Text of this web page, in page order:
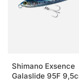
Shimano Exsence
Galaslide 95F